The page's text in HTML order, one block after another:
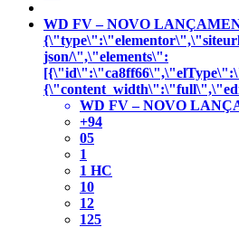
WD FV – NOVO
json/\",\"elements\":
WD FV – NOVO
+94
05
1
1 HC
10
12
125